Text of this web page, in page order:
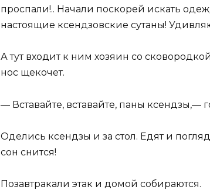
проспали!.. Начали поскорей искать
настоящие ксендзовские сутаны!
А тут входит к ним хозяин со
нос щекочет.
— Вставайте, вставайте, паны ксендзы,—
Оделись ксендзы и за стол. Едят и
сон снится!
Позавтракали этак и домой собираются.